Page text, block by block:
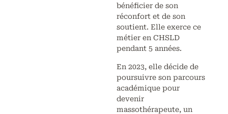
bénéficier de son
réconfort et de son
soutient. Elle exerce ce
métier en CHSLD
pendant 5 années.
En 2023, elle décide de
poursuivre son parcours
académique pour
devenir
massothérapeute, un